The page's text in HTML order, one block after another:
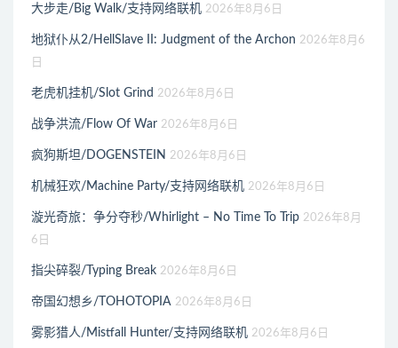
大步走/Big Walk/支持网络联机 2026年8月6日
地狱仆从2/HellSlave II: Judgment of the Archon 2026年8月6
日
老虎机挂机/Slot Grind 2026年8月6日
战争洪流/Flow Of War 2026年8月6日
疯狗斯坦/DOGENSTEIN 2026年8月6日
机械狂欢/Machine Party/支持网络联机 2026年8月6日
漩光奇旅：争分夺秒/Whirlight – No Time To Trip 2026年8月
6日
指尖碎裂/Typing Break 2026年8月6日
帝国幻想乡/TOHOTOPIA 2026年8月6日
雾影猎人/Mistfall Hunter/支持网络联机 2026年8月6日